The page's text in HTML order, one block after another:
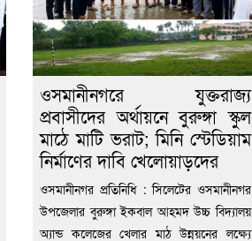
ওসমানীনগরে যুক্তরাজ্য
প্রবাসীদের অর্থায়নে বুরুঙ্গা স্কুল
মাঠে মাটি ভরাট; মিনি স্টেডিয়াম
নির্মাণের দাবি খেলোয়াড়দের
ওসমানীনগর প্রতিনিধি : সিলেটের ওসমানীনগর
উপজেলার বুরুঙ্গা ইকবাল আহমদ উচ্চ বিদ্যালয়
অ্যান্ড কলেজের খেলার মাঠ উন্নয়নের লক্ষ্যে